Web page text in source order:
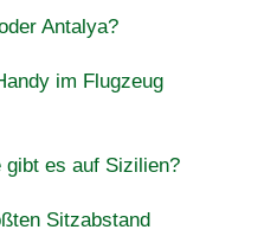
Antalya?
im Flugzeug
gibt es auf Sizilien?
Sitzabstand